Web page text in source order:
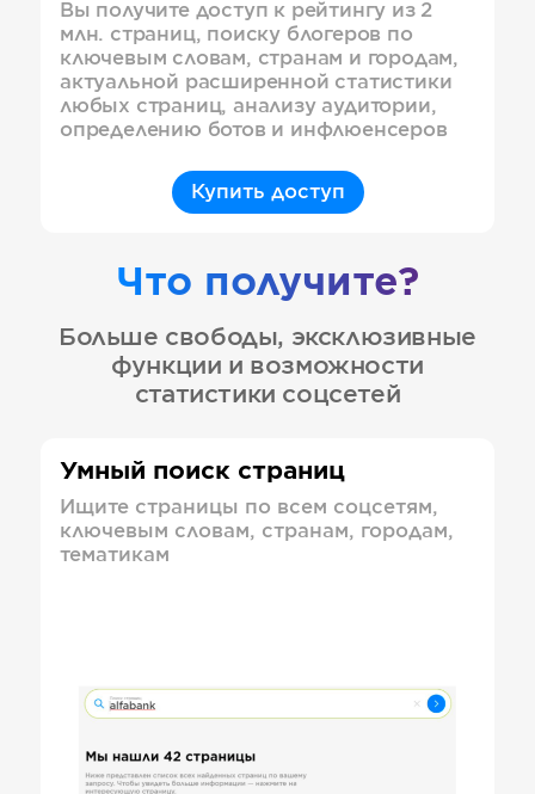
Вы получите доступ к рейтингу из 2
млн. страниц, поиску блогеров по
ключевым словам, странам и городам,
актуальной расширенной статистики
любых страниц, анализу аудитории,
определению ботов и инфлюенсеров
Купить доступ
Что получите?
Больше свободы, эксклюзивные
функции и возможности
статистики соцсетей
Умный поиск страниц
Ищите страницы по всем соцсетям,
ключевым словам, странам, городам,
тематикам